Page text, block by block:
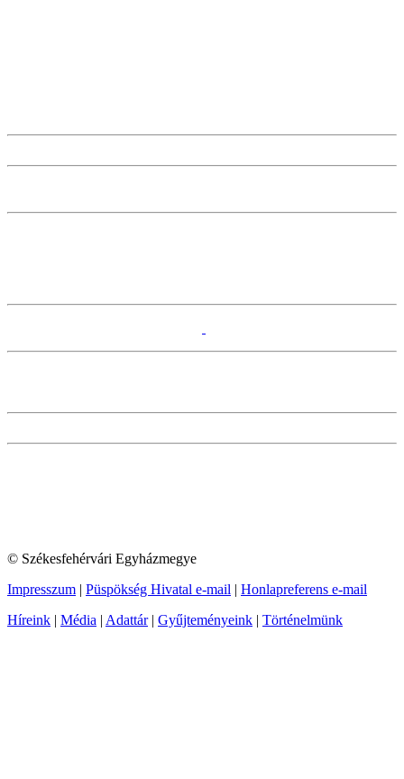
© Székesfehérvári Egyházmegye
Impresszum | Püspökség Hivatal e-mail | Honlapreferens e-mail
Híreink | Média | Adattár| Gyűjteményeink | Történelmünk